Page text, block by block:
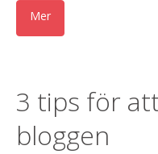
3 tips för
bloggen